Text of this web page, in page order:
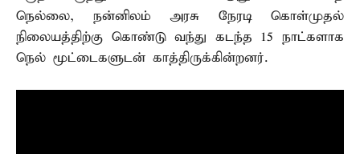
நெல்லை, நன்னிலம் அரசு நேரடி கொள்முதல்
நிலையத்திற்கு கொண்டு வந்து கடந்த 15 நாட்களாக
நெல் மூட்டைகளுடன் காத்திருக்கின்றனர்.